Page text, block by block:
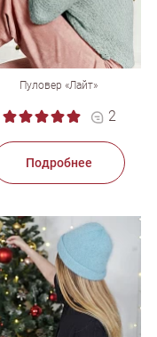
Пуловер «Лайт»
2
Подробнее